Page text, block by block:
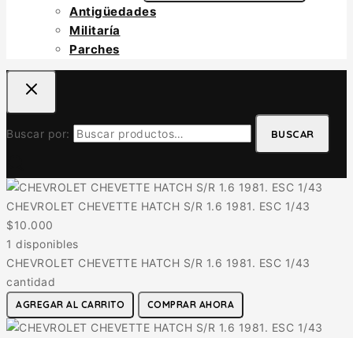
Antigüedades
Militaría
Parches
Buscar por: BUSCAR
CHEVROLET CHEVETTE HATCH S/R 1.6 1981. ESC 1/43
$10.000
1 disponibles
CHEVROLET CHEVETTE HATCH S/R 1.6 1981. ESC 1/43
cantidad
AGREGAR AL CARRITO COMPRAR AHORA